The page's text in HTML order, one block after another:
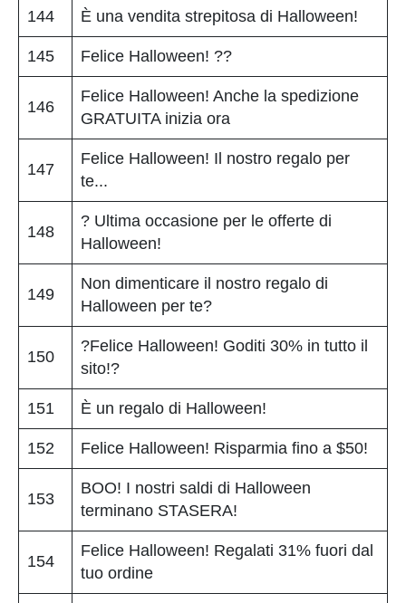
144 È una vendita strepitosa di Halloween!
145 Felice Halloween! ??
146
Felice Halloween! Anche la spedizione
GRATUITA inizia ora
147
Felice Halloween! Il nostro regalo per
te...
148
? Ultima occasione per le offerte di
Halloween!
149
Non dimenticare il nostro regalo di
Halloween per te?
150
?Felice Halloween! Goditi 30% in tutto il
sito!?
151 È un regalo di Halloween!
152 Felice Halloween! Risparmia fino a $50!
153
BOO! I nostri saldi di Halloween
terminano STASERA!
154
Felice Halloween! Regalati 31% fuori dal
tuo ordine